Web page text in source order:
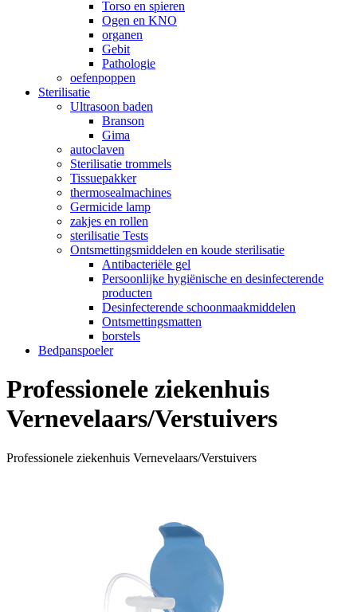
Torso en spieren
Ogen en KNO
organen
Gebit
Pathologie
oefenpoppen
Sterilisatie
Ultrasoon baden
Branson
Gima
autoclaven
Sterilisatie trommels
Tissuepakker
thermosealmachines
Germicide lamp
zakjes en rollen
sterilisatie Tests
Ontsmettingsmiddelen en koude sterilisatie
Antibacteriële gel
Persoonlijke hygiënische en desinfecterende
producten
Desinfecterende schoonmaakmiddelen
Ontsmettingsmatten
borstels
Bedpanspoeler
Professionele ziekenhuis
Vernevelaars/Verstuivers
Professionele ziekenhuis Vernevelaars/Verstuivers